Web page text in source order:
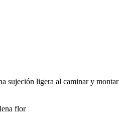
sujeción ligera al caminar y montar
flor